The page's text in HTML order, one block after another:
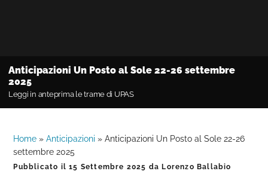
Anticipazioni Un Posto al Sole 22-26 settembre
2025
Leggi in anteprima le trame di UPAS
Home »Anticipazioni »Anticipazioni Un Posto al Sole 22-26
settembre 2025
Pubblicato il15 Settembre 2025 da Lorenzo Ballabio